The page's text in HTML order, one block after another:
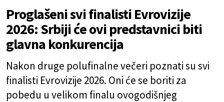
Proglašeni svi finalisti Evrovizije
2026: Srbiji će ovi predstavnici biti
glavna konkurencija
Nakon druge polufinalne večeri poznati su svi
finalisti Evrovizije 2026. Oni će se boriti za
pobedu u velikom finalu ovogodišnjeg